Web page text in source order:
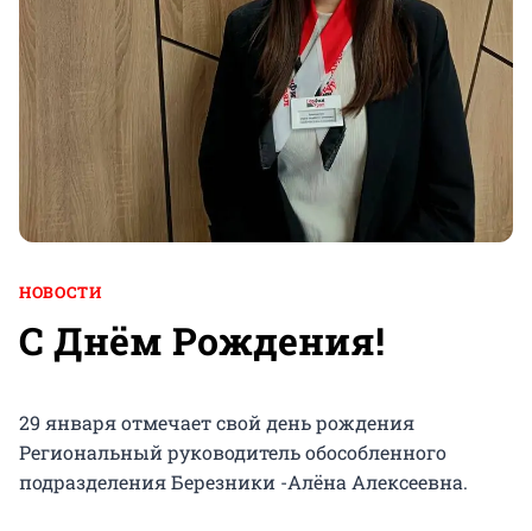
НОВОСТИ
С Днём Рождения!
29 января отмечает свой день рождения
Региональный руководитель обособленного
подразделения Березники -Алёна Алексеевна.